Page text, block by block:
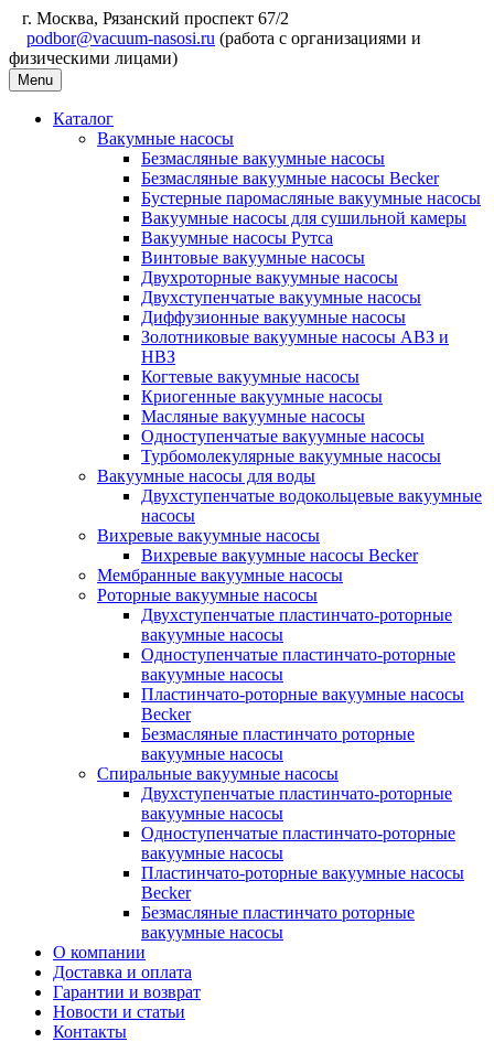
г. Москва, Рязанский проспект 67/2
podbor@vacuum-nasosi.ru (работа с организациями и
физическими лицами)
Menu
Каталог
Вакумные насосы
Безмасляные вакуумные насосы
Безмасляные вакуумные насосы Becker
Бустерные паромасляные вакуумные насосы
Вакуумные насосы для сушильной камеры
Вакуумные насосы Рутса
Винтовые вакуумные насосы
Двухроторные вакуумные насосы
Двухступенчатые вакуумные насосы
Диффузионные вакуумные насосы
Золотниковые вакуумные насосы АВЗ и
НВЗ
Когтевые вакуумные насосы
Криогенные вакуумные насосы
Масляные вакуумные насосы
Одноступенчатые вакуумные насосы
Турбомолекулярные вакуумные насосы
Вакуумные насосы для воды
Двухступенчатые водокольцевые вакуумные
насосы
Вихревые вакуумные насосы
Вихревые вакуумные насосы Becker
Мембранные вакуумные насосы
Роторные вакуумные насосы
Двухступенчатые пластинчато-роторные
вакуумные насосы
Одноступенчатые пластинчато-роторные
вакуумные насосы
Пластинчато-роторные вакуумные насосы
Becker
Безмасляные пластинчато роторные
вакуумные насосы
Спиральные вакуумные насосы
Двухступенчатые пластинчато-роторные
вакуумные насосы
Одноступенчатые пластинчато-роторные
вакуумные насосы
Пластинчато-роторные вакуумные насосы
Becker
Безмасляные пластинчато роторные
вакуумные насосы
О компании
Доставка и оплата
Гарантии и возврат
Новости и статьи
Контакты